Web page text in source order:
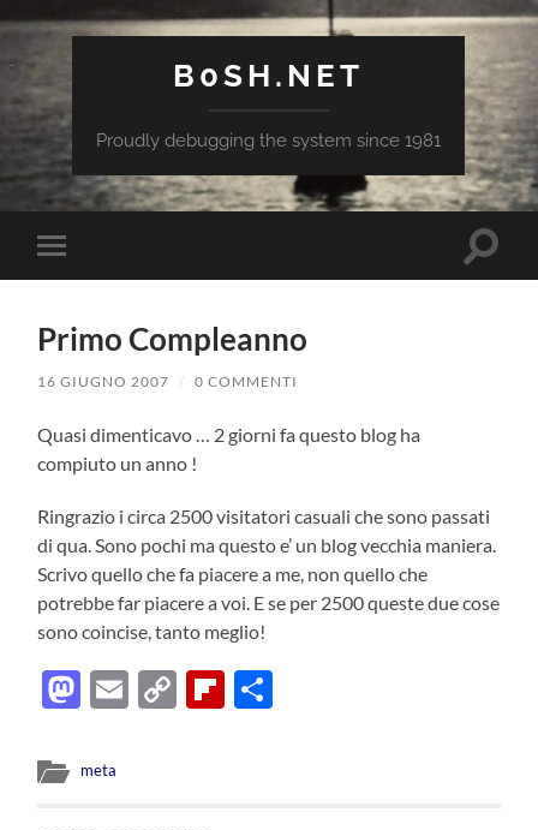
B0SH.NET
Proudly debugging the system since 1981
Attiva/disattiva
il
sui
dispositivi
Primo Compleanno
16 GIUGNO 2007 / 0 COMMENTI
Quasi dimenticavo … 2 giorni fa questo blog ha
compiuto un anno !
Ringrazio i circa 2500 visitatori casuali che sono passati
di qua. Sono pochi ma questo e’ un blog vecchia maniera.
Scrivo quello che fa piacere a me, non quello che
potrebbe far piacere a voi. E se per 2500 queste due cose
sono coincise, tanto meglio!
Mastodon
EmailCopyFlipboard
meta